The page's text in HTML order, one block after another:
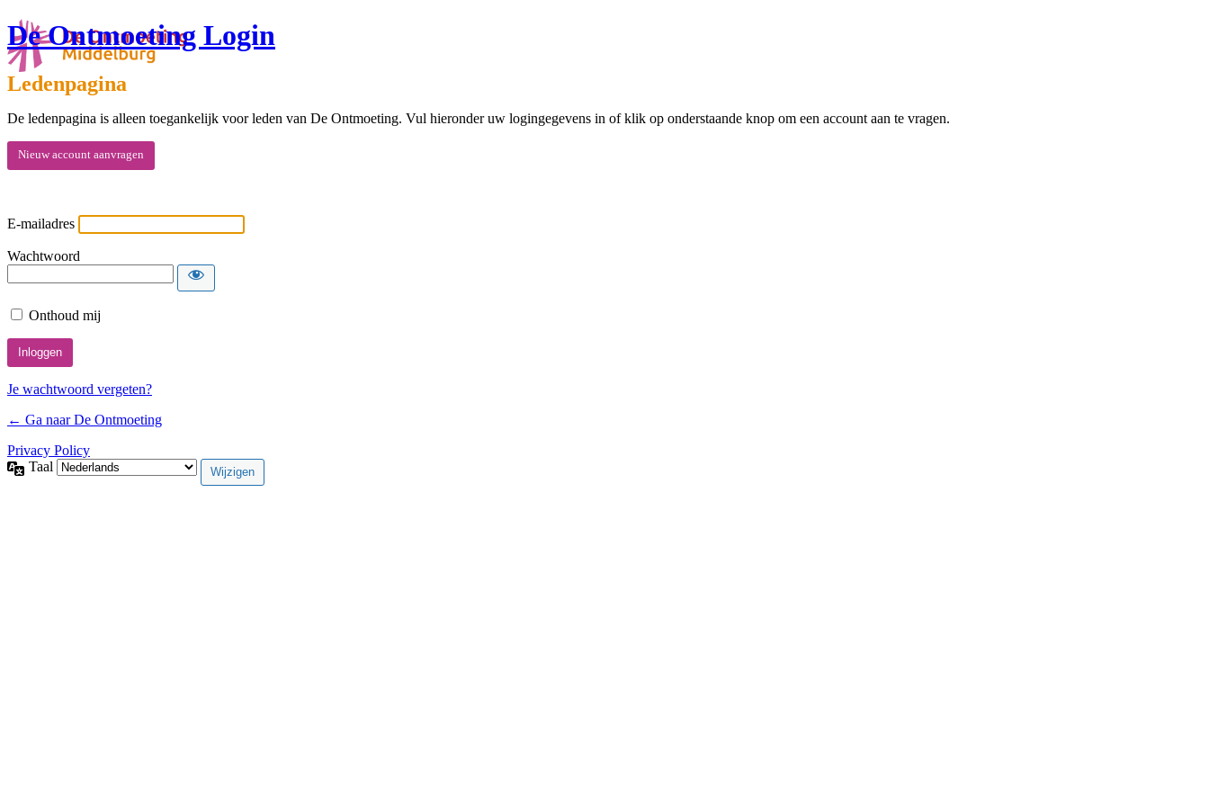
De Ontmoeting Login
Ledenpagina
De ledenpagina is alleen toegankelijk voor leden van De Ontmoeting. Vul hieronder uw logingegevens in of klik op onderstaande knop om een account aan te vragen.
Nieuw account aanvragen
E-mailadres
Wachtwoord
Onthoud mij
Je wachtwoord vergeten?
← Ga naar De Ontmoeting
Privacy Policy
Taal